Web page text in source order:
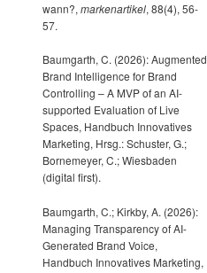
wann?, markenartikel, 88(4), 56-
57.
Baumgarth, C. (2026): Augmented
Brand Intelligence for Brand
Controlling – A MVP of an AI-
supported Evaluation of Live
Spaces, Handbuch Innovatives
Marketing, Hrsg.: Schuster, G.;
Bornemeyer, C.; Wiesbaden
(digital first).
Baumgarth, C.; Kirkby, A. (2026):
Managing Transparency of AI-
Generated Brand Voice,
Handbuch Innovatives Marketing,